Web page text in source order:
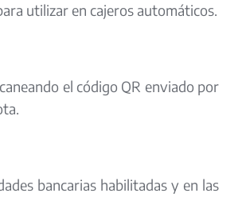
utilizar en cajeros automáticos.
el código QR enviado por
bancarias habilitadas y en las